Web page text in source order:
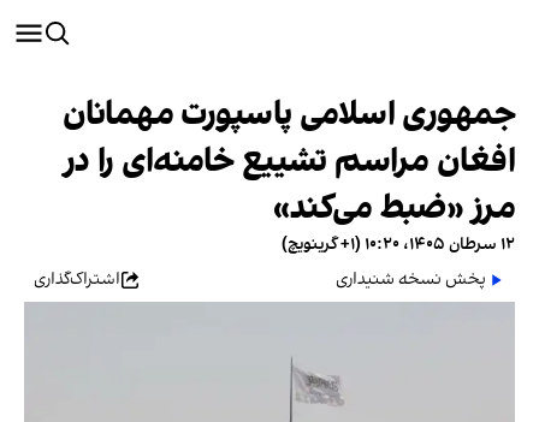
جمهوری اسلامی پاسپورت مهمانان
افغان مراسم تشییع خامنه‌ای را در
مرز «ضبط می‌کند»
۱۲ سرطان ۱۴۰۵، ۱۰:۲۰ (‎+۱ گرینویچ)
پخش نسخه شنیداری
اشتراک‌گذاری